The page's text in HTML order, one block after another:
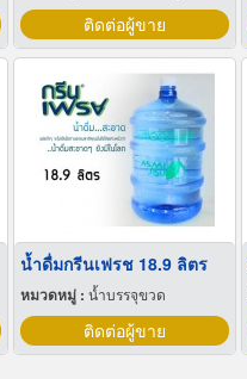
ติดต่อผู้ขาย
น้ำดื่มกรีนเฟรช 18.9 ลิตร
หมวดหมู่ : น้ำบรรจุขวด
ติดต่อผู้ขาย